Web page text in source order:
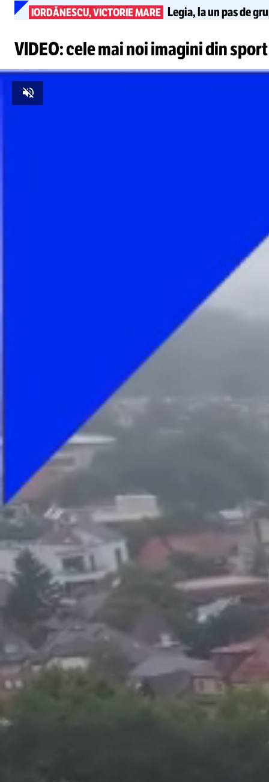
IORDĂNESCU, VICTORIE MARE Legia, la un pas de
VIDEO: cele mai noi imagini din sport
Unmute